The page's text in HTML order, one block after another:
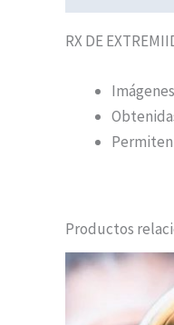
RX DE
Productos